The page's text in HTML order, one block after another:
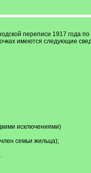
переписи 1917 года
имеются следующие
исключениями)
семьи жильца);